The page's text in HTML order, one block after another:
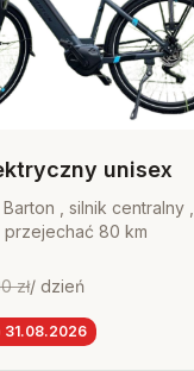
unisex
, silnik centralny
80 km
zł/ dzień
31.08.2026